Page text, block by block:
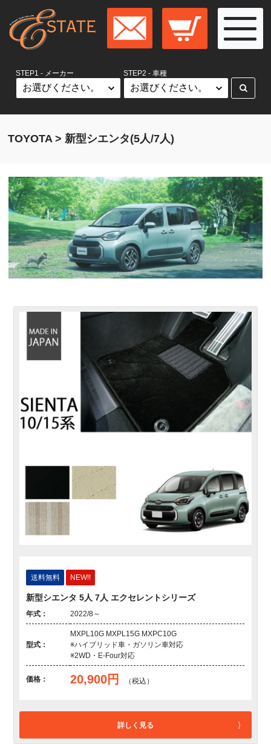
STEP1 - メーカー STEP2 - 車種
TOYOTA > 新型シエンタ(5人/7人)
送料無料 NEW!!
新型シエンタ 5人 7人 エクセレントシリーズ
年式： 2022/8～
型式：
MXPL10G MXPL15G MXPC10G
※ハイブリッド車・ガソリン車対応
※2WD・E-Four対応
価格： 20,900円 （税込）
詳しく見る